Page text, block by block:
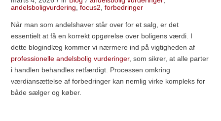
andelsboligvurdering ,focus2 ,forbedringer
Når man som andelshaver står over for et salg, er det
essentielt at få en korrekt opgørelse over boligens værdi. I
dette blogindlæg kommer vi nærmere ind på vigtigheden af
professionelle andelsbolig vurderinger, som sikrer, at alle parter
i handlen behandles retfærdigt. Processen omkring
værdiansættelse af forbedringer kan nemlig virke kompleks for
både sælger og køber.